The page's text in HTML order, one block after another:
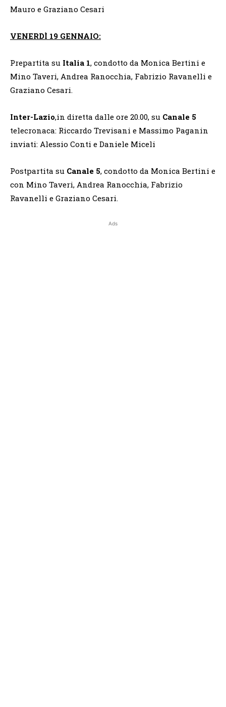
Mauro e Graziano Cesari
VENERDÌ 19 GENNAIO:
Prepartita su Italia 1, condotto da Monica Bertini e
Mino Taveri, Andrea Ranocchia, Fabrizio Ravanelli e
Graziano Cesari.
Inter-Lazio,in diretta dalle ore 20.00, su Canale 5
telecronaca: Riccardo Trevisani e Massimo Paganin
inviati: Alessio Conti e Daniele Miceli
Postpartita su Canale 5, condotto da Monica Bertini e
con Mino Taveri, Andrea Ranocchia, Fabrizio
Ravanelli e Graziano Cesari.
Ads